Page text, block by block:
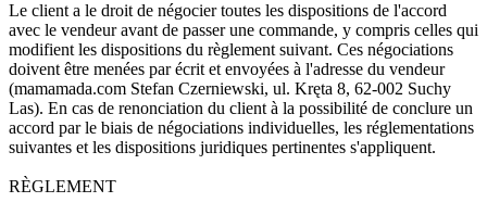
Le client a le droit de négocier toutes les dispositions de l'accord
avec le vendeur avant de passer une commande, y compris celles qui
modifient les dispositions du règlement suivant. Ces négociations
doivent être menées par écrit et envoyées à l'adresse du vendeur
(mamamada.com Stefan Czerniewski, ul. Kręta 8, 62-002 Suchy
Las). En cas de renonciation du client à la possibilité de conclure un
accord par le biais de négociations individuelles, les réglementations
suivantes et les dispositions juridiques pertinentes s'appliquent.
RÈGLEMENT